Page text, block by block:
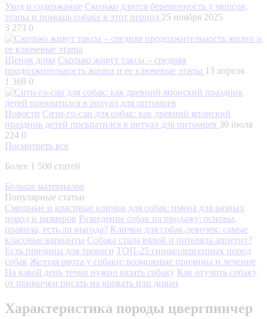
Уход и содержание Сколько длится беременность у мопсов,
этапы и помощь собаке в этот период 25 ноября 2025
3 273 0
Щенок дома Сколько живут таксы – средняя
продолжительность жизни и ее ключевые этапы 13 апреля
1 369 0
Новости Сити-го-сан для собак: как древний японский
праздник детей превратился в ритуал для питомцев 30 июля
224 0
Посмотреть все
Более 1 500 статей
Больше материалов
Популярные статьи
Смешные и красивые клички для собак: имена для разных
пород и размеров Разведение собак на продажу: основы,
правила, есть ли выгода? Клички для собак-девочек: самые
классные варианты Собака стала вялой и потеряла аппетит?
Есть причины для тревоги ТОП-25 гипоаллергенных пород
собак Желтая рвота у собаки: возможные причины и лечение
На какой день течки нужно вязать собаку Как отучить собаку
от привычки писать на кровать или диван
Характеристика породы цвергпинчер